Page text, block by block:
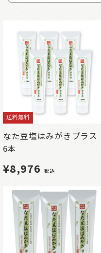
送料無料
なた豆塩はみがきプラス
6本
¥8,976 税込